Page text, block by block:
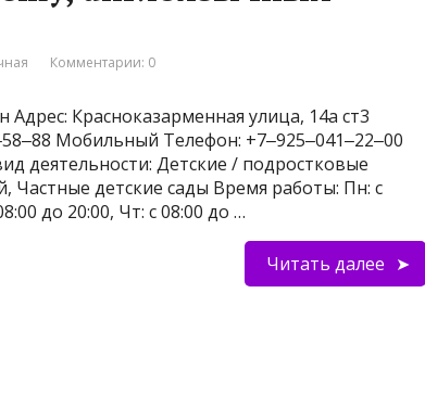
Комментарии: 0
Красноказарменная улица, 14а ст3
Мобильный Телефон: +7‒925‒041‒22‒00
деятельности: Детские / подростковые
Частные детские сады Время работы: Пн: с
до 20:00, Чт: с 08:00 до …
Читать далее